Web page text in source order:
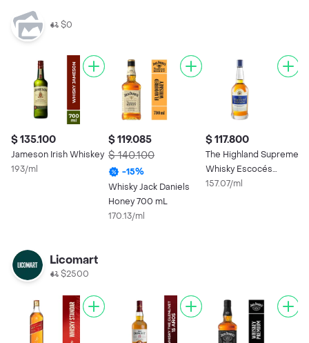
$0
$ 135.100
Jameson Irish Whiskey
193/ml
$ 119.085
$ 140.100
-15%
Whisky Jack Daniels
Honey 700 mL
170.13/ml
$ 117.800
The Highland Supreme
Whisky Escocés
Mezclado
157.07/ml
Licomart
$2500